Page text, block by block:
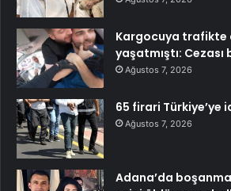
Kargocuya trafikte
yaşatmıştı: Cezası
Ağustos 7, 2026
65 firari Türkiye’ye
Ağustos 7, 2026
Adana’da